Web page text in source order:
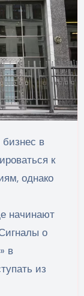
в
к
однако
начинают
о
в
из